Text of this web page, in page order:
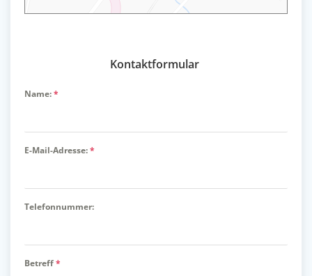
Kontaktformular
Name:*
E-Mail-Adresse:*
Telefonnummer:
Betreff*